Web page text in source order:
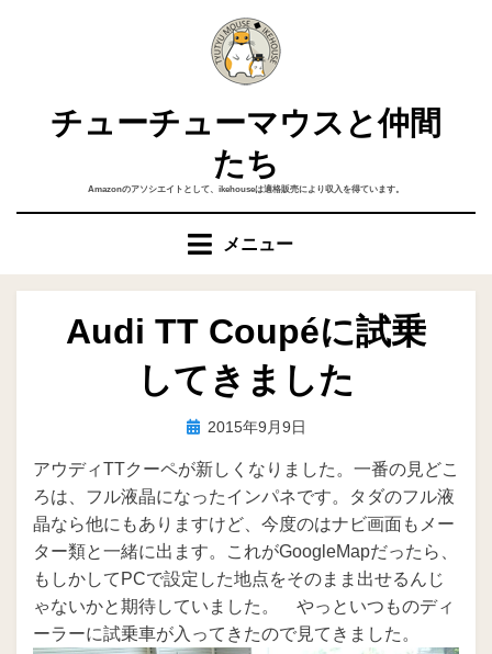
チューチューマウスと仲間
たち
Amazonのアソシエイトとして、ikehouseは適格販売により収入を得ています。
メニュー
Audi TT Coupéに試乗
してきました
投稿者ike
投
日:
2015年9月9日
アウディTTクーペが新しくなりました。一番の見どこ
ろは、フル液晶になったインパネです。タダのフル液
晶なら他にもありますけど、今度のはナビ画面もメー
ター類と一緒に出ます。これがGoogleMapだったら、
もしかしてPCで設定した地点をそのまま出せるんじ
ゃないかと期待していました。 やっといつものディ
ーラーに試乗車が入ってきたので見てきました。